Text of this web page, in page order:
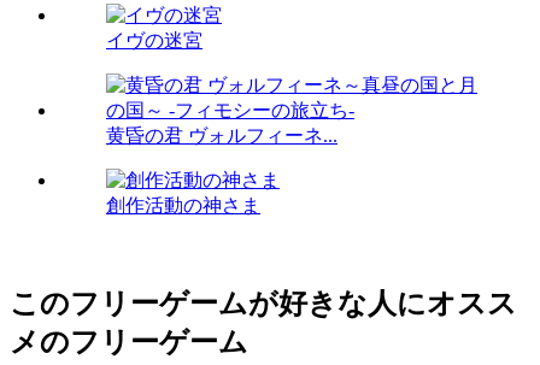
イヴの迷宮
黄昏の君 ヴォルフィーネ...
創作活動の神さま
このフリーゲームが好きな人にオスス
メのフリーゲーム